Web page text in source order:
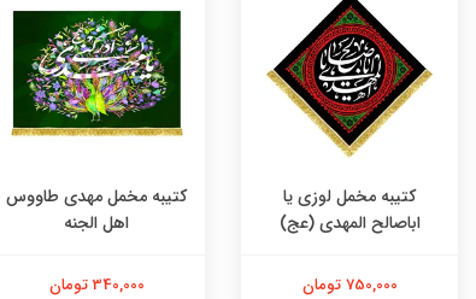
کتیبه مخمل لوزی یا
اباصالح المهدی (عج)
750,000 تومان
کتیبه مخمل مهدی طاووس
اهل الجنه
340,000 تومان